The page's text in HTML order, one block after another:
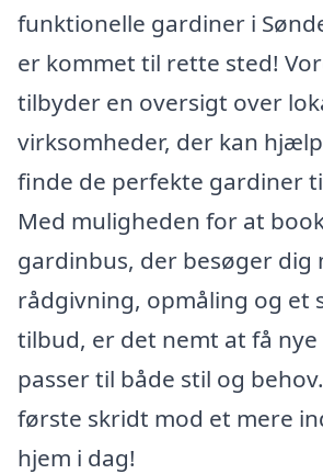
funktionelle gardiner i
er kommet til rette sted!
tilbyder en oversigt over
virksomheder, der kan
finde de perfekte gardiner
Med muligheden for at
gardinbus, der besøger dig
rådgivning, opmåling og et
tilbud, er det nemt at få
passer til både stil og
første skridt mod et mere
hjem i dag!